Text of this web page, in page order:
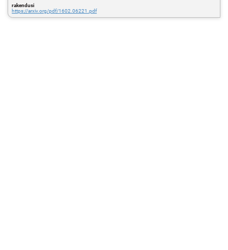
rakendusi
https://arxiv.org/pdf/1602.06221.pdf